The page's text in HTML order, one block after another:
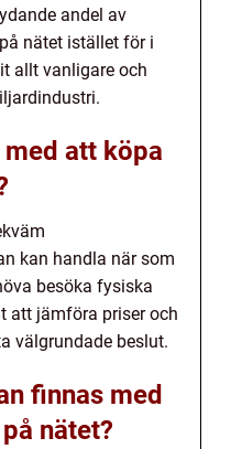
andel av
nätet istället för i
allt vanligare och
att köpa
kan handla när som
besöka fysiska
att jämföra priser och
välgrundade beslut.
finnas med
nätet?